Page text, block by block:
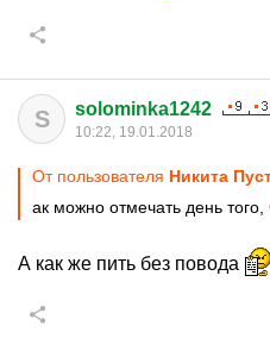
S solominka1242
10:22, 19.01.2018
От пользователя Никита
ак можно отмечать день того,
А как же пить без повода